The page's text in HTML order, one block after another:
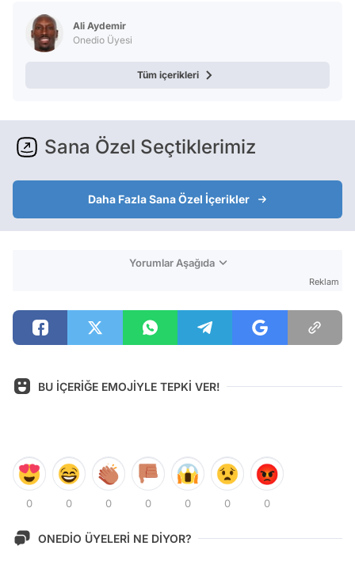
Ali Aydemir
Onedio Üyesi
Tüm içerikleri
Sana Özel Seçtiklerimiz
Daha Fazla Sana Özel İçerikler
Yorumlar Aşağıda
Reklam
BU İÇERİĞE EMOJİYLE TEPKİ VER!
0 0 0 0 0 0 0
ONEDİO ÜYELERİ NE DİYOR?